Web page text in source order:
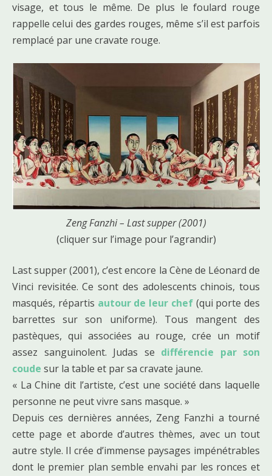
visage, et tous le même. De plus le foulard rouge
rappelle celui des gardes rouges, même s’il est parfois
remplacé par une cravate rouge.
Zeng Fanzhi – Last supper (2001)
(cliquer sur l’image pour l’agrandir)
Last supper (2001), c’est encore la Cène de Léonard de
Vinci revisitée. Ce sont des adolescents chinois, tous
masqués, répartis autour de leur chef(qui porte des
barrettes sur son uniforme). Tous mangent des
pastèques, qui associées au rouge, crée un motif
assez sanguinolent. Judas se différencie par son
coude sur la table et par sa cravate jaune.
« La Chine dit l’artiste, c’est une société dans laquelle
personne ne peut vivre sans masque. »
Depuis ces dernières années, Zeng Fanzhi a tourné
cette page et aborde d’autres thèmes, avec un tout
autre style. Il crée d’immense paysages impénétrables
dont le premier plan semble envahi par les ronces et